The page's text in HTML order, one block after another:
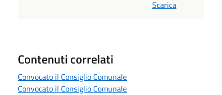
Scarica
Contenuti correlati
Convocato il Consiglio Comunale
Convocato il Consiglio Comunale